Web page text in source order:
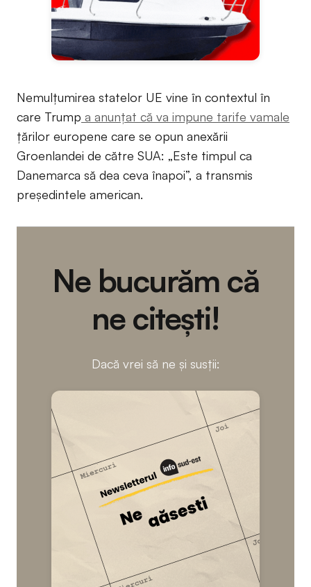
Nemulțumirea statelor UE vine în contextul în
care Trump a anunțat că va impune tarife vamale
țărilor europene care se opun anexării
Groenlandei de către SUA: „Este timpul ca
Danemarca să dea ceva înapoi”, a transmis
președintele american.
Ne bucurăm că
ne citești!
Dacă vrei să ne și susții: